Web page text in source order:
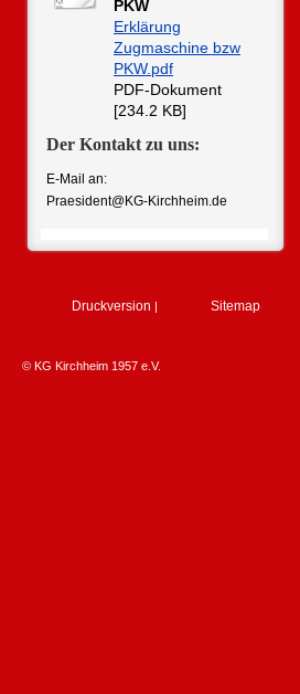
PKW
Erklärung
Zugmaschine bzw
PKW.pdf
PDF-Dokument
[234.2 KB]
Der Kontakt zu uns:
E-Mail an:
Praesident@KG-Kirchheim.de
Druckversion | Sitemap
© KG Kirchheim 1957 e.V.